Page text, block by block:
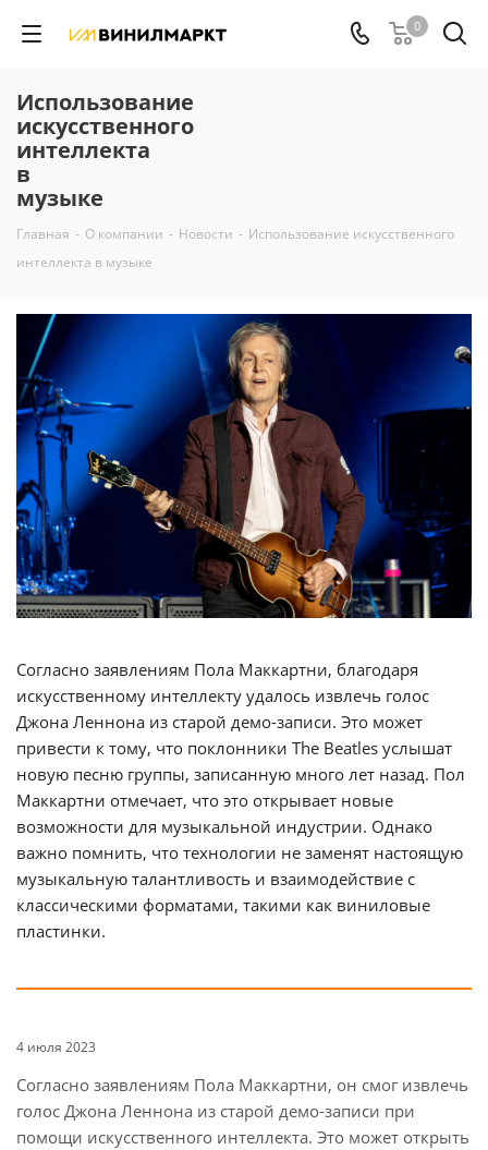
0
Использование
искусственного
интеллекта
в
музыке
Главная - О компании - Новости - Использование искусственного
интеллекта в музыке
Согласно заявлениям Пола Маккартни, благодаря
искусственному интеллекту удалось извлечь голос
Джона Леннона из старой демо-записи. Это может
привести к тому, что поклонники The Beatles услышат
новую песню группы, записанную много лет назад. Пол
Маккартни отмечает, что это открывает новые
возможности для музыкальной индустрии. Однако
важно помнить, что технологии не заменят настоящую
музыкальную талантливость и взаимодействие с
классическими форматами, такими как виниловые
пластинки.
4 июля 2023
Согласно заявлениям Пола Маккартни, он смог извлечь
голос Джона Леннона из старой демо-записи при
помощи искусственного интеллекта. Это может открыть